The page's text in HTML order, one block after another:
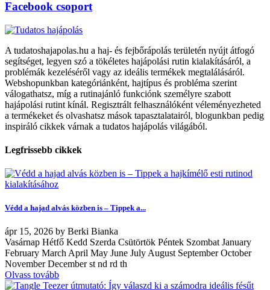
Facebook csoport
A tudatoshajapolas.hu a haj- és fejbőrápolás területén nyújt átfogó
segítséget, legyen szó a tökéletes hajápolási rutin kialakításáról, a
problémák kezeléséről vagy az ideális termékek megtalálásáról.
Webshopunkban kategóriánként, hajtípus és probléma szerint
válogathatsz, míg a rutinajánló funkciónk személyre szabott
hajápolási rutint kínál. Regisztrált felhasználóként véleményezheted
a termékeket és olvashatsz mások tapasztalatairól, blogunkban pedig
inspiráló cikkek várnak a tudatos hajápolás világából.
Legfrissebb cikkek
Védd a hajad alvás közben is – Tippek a...
ápr 15, 2026 by Berki Bianka
Vasárnap Hétfő Kedd Szerda Csütörtök Péntek Szombat January
February March April May June July August September October
November December st nd rd th
Olvass tovább